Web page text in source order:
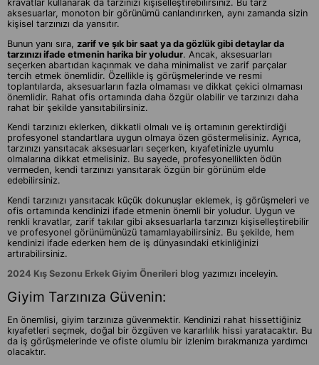
kravatlar kullanarak da tarzınızı kişiselleştirebilirsiniz. Bu tarz
aksesuarlar, monoton bir görünümü canlandırırken, aynı zamanda sizin
kişisel tarzınızı da yansıtır.
Bunun yanı sıra, zarif ve şık bir saat ya da gözlük gibi detaylar da
tarzınızı ifade etmenin harika bir yoludur. Ancak, aksesuarları
seçerken abartıdan kaçınmak ve daha minimalist ve zarif parçalar
tercih etmek önemlidir. Özellikle iş görüşmelerinde ve resmi
toplantılarda, aksesuarların fazla olmaması ve dikkat çekici olmaması
önemlidir. Rahat ofis ortamında daha özgür olabilir ve tarzınızı daha
rahat bir şekilde yansıtabilirsiniz.
Kendi tarzınızı eklerken, dikkatli olmalı ve iş ortamının gerektirdiği
profesyonel standartlara uygun olmaya özen göstermelisiniz. Ayrıca,
tarzınızı yansıtacak aksesuarları seçerken, kıyafetinizle uyumlu
olmalarına dikkat etmelisiniz. Bu sayede, profesyonellikten ödün
vermeden, kendi tarzınızı yansıtarak özgün bir görünüm elde
edebilirsiniz.
Kendi tarzınızı yansıtacak küçük dokunuşlar eklemek, iş görüşmeleri ve
ofis ortamında kendinizi ifade etmenin önemli bir yoludur. Uygun ve
renkli kravatlar, zarif takılar gibi aksesuarlarla tarzınızı kişiselleştirebilir
ve profesyonel görünümünüzü tamamlayabilirsiniz. Bu şekilde, hem
kendinizi ifade ederken hem de iş dünyasındaki etkinliğinizi
artırabilirsiniz.
2024 Kış Sezonu Erkek Giyim Önerileri blog yazımızı inceleyin.
Giyim Tarzınıza Güvenin:
En önemlisi, giyim tarzınıza güvenmektir. Kendinizi rahat hissettiğiniz
kıyafetleri seçmek, doğal bir özgüven ve kararlılık hissi yaratacaktır. Bu
da iş görüşmelerinde ve ofiste olumlu bir izlenim bırakmanıza yardımcı
olacaktır.